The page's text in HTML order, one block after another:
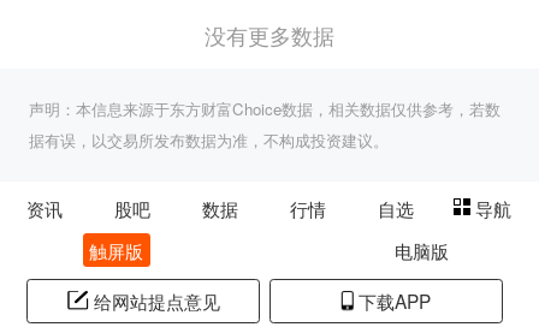
没有更多数据
声明：本信息来源于东方财富Choice数据，相关数据仅供参考，若数
据有误，以交易所发布数据为准，不构成投资建议。
资讯 股吧 数据 行情 自选
导航
触屏版
电脑版
给网站提点意见
下载APP